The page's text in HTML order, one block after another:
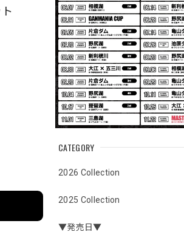
CATEGORY
2026 Collection
2025 Collection
▼発売日▼